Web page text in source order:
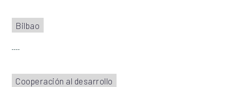
Bilbao
Cooperación al desarrollo